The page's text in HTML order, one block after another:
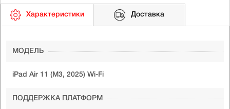
Характеристики Доставка
МОДЕЛЬ
iPad Air 11 (M3, 2025) Wi-Fi
ПОДДЕРЖКА ПЛАТФОРМ